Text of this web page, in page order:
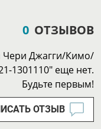
0 ОТЗЫВОВ
Чери Джагги/Кимо/
1301110" еще нет.
Будьте первым!
ОТЗЫВ